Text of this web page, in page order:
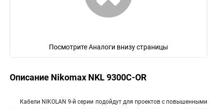
Посмотрите Аналоги внизу страницы
Описание Nikomax NKL 9300C-OR
Кабели NIKOLAN 9-й серии подойдут для проектов с повышенными